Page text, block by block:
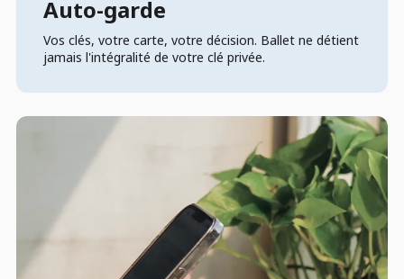
Auto-garde
Vos clés, votre carte, votre décision. Ballet ne détient
jamais l'intégralité de votre clé privée.